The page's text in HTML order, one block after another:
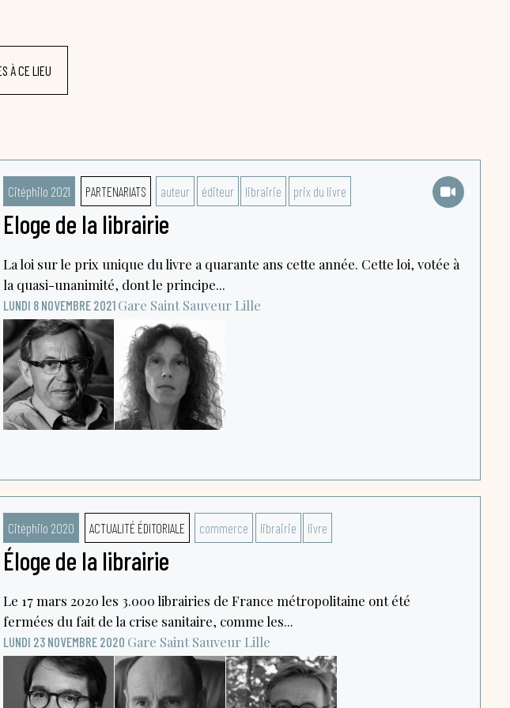
À CE LIEU
Citéphilo 2021 PARTENARIATS auteur éditeur librairie prix du livre
Eloge de la librairie
La loi sur le prix unique du livre a quarante ans cette année. Cette loi, votée à
la quasi-unanimité, dont le principe...
LUNDI 8 NOVEMBRE 2021 Gare Saint Sauveur Lille
Citéphilo 2020 ACTUALITÉ ÉDITORIALE commerce librairie livre
Éloge de la librairie
Le 17 mars 2020 les 3.000 librairies de France métropolitaine ont été
fermées du fait de la crise sanitaire, comme les...
LUNDI 23 NOVEMBRE 2020 Gare Saint Sauveur Lille